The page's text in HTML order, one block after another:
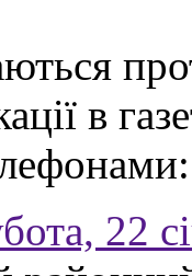
в
22